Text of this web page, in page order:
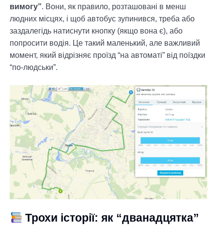
вимогу”. Вони, як правило, розташовані в менш
людних місцях, і щоб автобус зупинився, треба або
заздалегідь натиснути кнопку (якщо вона є), або
попросити водія. Це такий маленький, але важливий
момент, який відрізняє проїзд “на автоматі” від поїздки
“по-людськи”.
Трохи історії: як “дванадцятка”